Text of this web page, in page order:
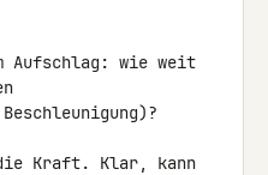
Aufschlag: wie weit
die Kraft. Klar, kann